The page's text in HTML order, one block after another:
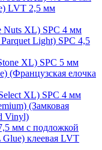
LVT 2,5 мм
Nuts XL) SPC 4 мм
Light) SPC 4,5
XL) SPC 5 мм
(Французская елочка
XL) SPC 4 мм
(Замковая
Vinyl)
мм с подложкой
клеевая LVT